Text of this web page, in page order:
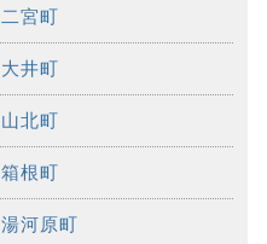
二宮町
大井町
山北町
箱根町
湯河原町